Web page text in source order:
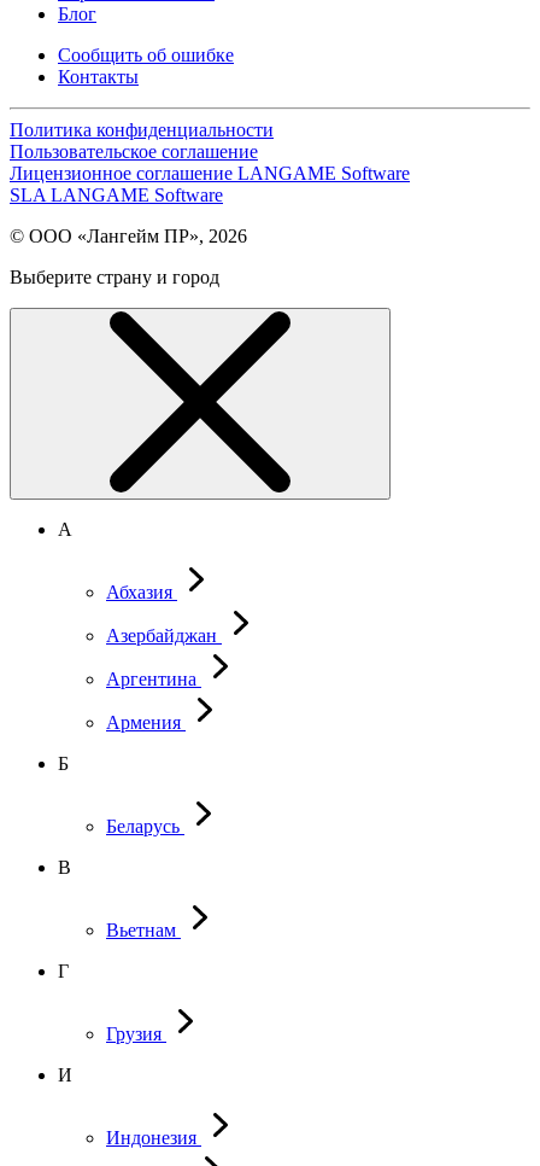
Блог
Сообщить об ошибке
Контакты
Политика конфиденциальности
Пользовательское соглашение
Лицензионное соглашение LANGAME Software
SLA LANGAME Software
© ООО «Лангейм ПР», 2026
Выберите страну и город
А
Абхазия
Азербайджан
Аргентина
Армения
Б
Беларусь
В
Вьетнам
Г
Грузия
И
Индонезия